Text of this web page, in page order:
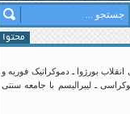
محتوا
یکی انقلاب بورژوا ـ دموکراتیک فوریه و
ـ لیبرالیسم با جامعه سنتی